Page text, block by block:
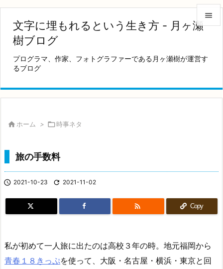
文字に埋もれるという生き方 - 月ヶ瀬
樹ブログ
プログラマ、作家、フォトグラファーである月ヶ瀬樹が運営す
るブログ



前へ
 ホーム > 時事ネタ
旅の手数料
 2021-10-23  2021-11-02
 Copy
私が初めて一人旅に出たのは高校３年の時。地元福岡から
青春１８きっぷを使って、大阪・名古屋・横浜・東京と回